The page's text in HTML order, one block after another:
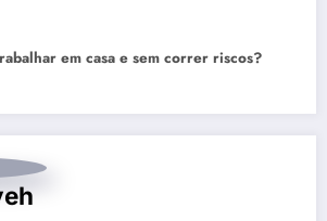
em casa e sem correr riscos?